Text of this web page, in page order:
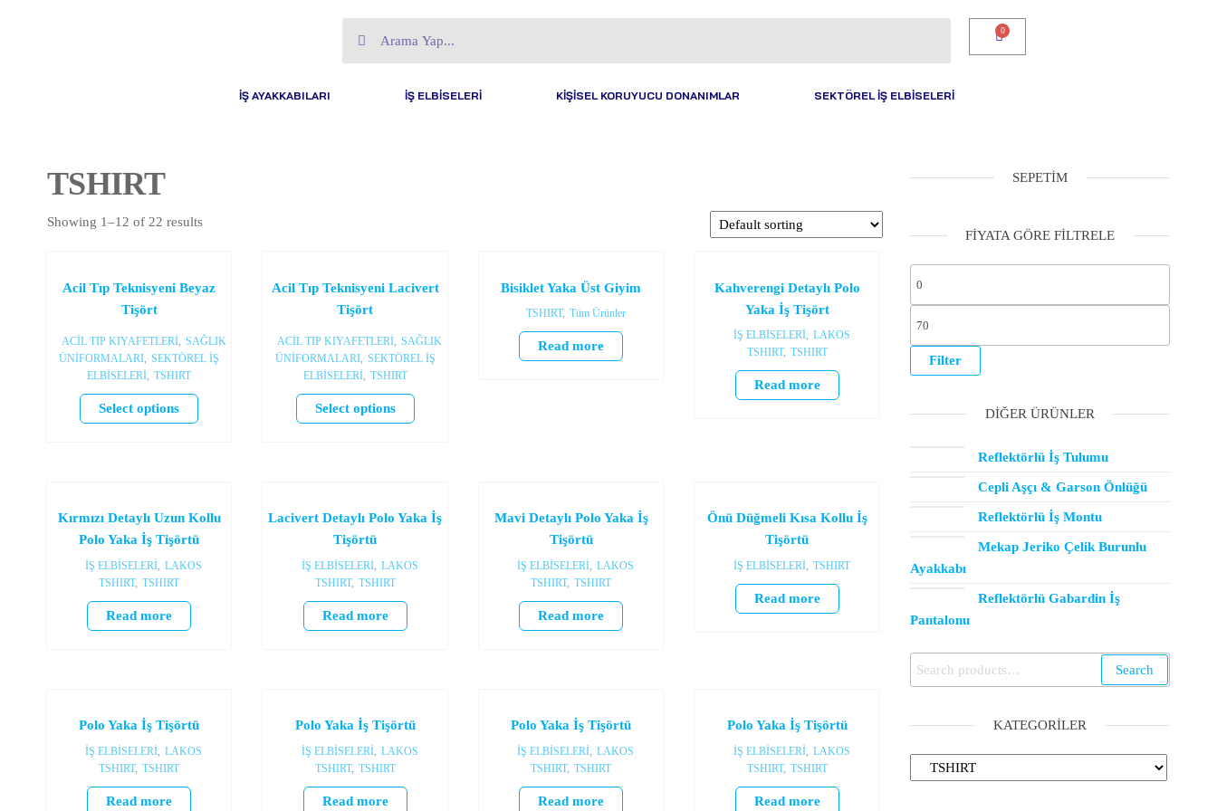
İŞ AYAKKABILARI İŞ ELBİSELERİ KİŞİSEL KORUYUCU DONANIMLAR SEKTÖREL İŞ ELBİSELERİ
TSHIRT
Showing 1–12 of 22 results
Acil Tıp Teknisyeni Beyaz
Tişört
ACİL TIP KIYAFETLERİ, SAĞLIK
ÜNİFORMALARI, SEKTÖREL İŞ
ELBİSELERİ, TSHIRT
Select options
Acil Tıp Teknisyeni Lacivert
Tişört
ACİL TIP KIYAFETLERİ, SAĞLIK
ÜNİFORMALARI, SEKTÖREL İŞ
ELBİSELERİ, TSHIRT
Select options
Bisiklet Yaka Üst Giyim
TSHIRT, Tüm Ürünler
Read more
Kahverengi Detaylı Polo
Yaka İş Tişört
İŞ ELBİSELERİ, LAKOS
TSHIRT, TSHIRT
Read more
Kırmızı Detaylı Uzun Kollu
Polo Yaka İş Tişörtü
İŞ ELBİSELERİ, LAKOS
TSHIRT, TSHIRT
Read more
Lacivert Detaylı Polo Yaka İş
Tişörtü
İŞ ELBİSELERİ, LAKOS
TSHIRT, TSHIRT
Read more
Mavi Detaylı Polo Yaka İş
Tişörtü
İŞ ELBİSELERİ, LAKOS
TSHIRT, TSHIRT
Read more
Önü Düğmeli Kısa Kollu İş
Tişörtü
İŞ ELBİSELERİ, TSHIRT
Read more
Polo Yaka İş Tişörtü
İŞ ELBİSELERİ LAKOS
TSHIRT, TSHIRT
Read more
Polo Yaka İş Tişörtü
İŞ ELBİSELERİ, LAKOS
TSHIRT, TSHIRT
Read more
Polo Yaka İş Tişörtü
İŞ ELBİSELERİ LAKOS
TSHIRT, TSHIRT
Read more
Polo Yaka İş Tişörtü
İŞ ELBİSELERİ, LAKOS
TSHIRT, TSHIRT
Read more
SEPETIM
FIYATA GÖRE FILTRELE
Filter
DIĞER ÜRÜNLER
Reflektörlü İş Tulumu
Cepli Aşçı & Garson Önlüğü
Reflektörlü İş Montu
Mekap Jeriko Çelik Burunlu
Ayakkabı
Reflektörlü Gabardin İş
Pantalonu
Search
KATEGORILER